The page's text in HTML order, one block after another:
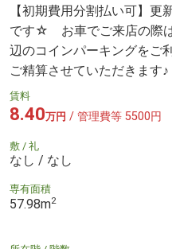
【初期費用分割払い可】更
です☆ お車でご来店の際
辺のコインパーキングをご
ご精算させていただきます♪
賃料
8.40万円 / 管理費等 5500円
敷 / 礼
なし / なし
専有面積
57.98m2